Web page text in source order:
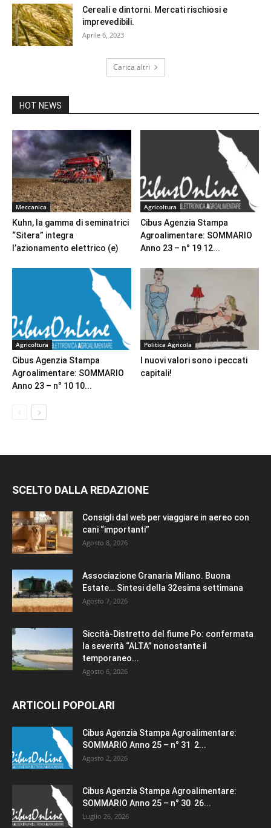
Cereali e dintorni. Mercati rischiosi e
imprevedibili.
Aprile 6, 2023
Carica altri
HOT NEWS
Meccanica
Kuhn, la gamma di seminatrici
“Sitera” integra
l’azionamento elettrico (e)
Agricoltura
Cibus Agenzia Stampa
Agroalimentare: SOMMARIO
Anno 23 – n° 19 12...
Agricoltura
Cibus Agenzia Stampa
Agroalimentare: SOMMARIO
Anno 23 – n° 10 10...
Politica Agricola
I nuovi valori sono i peccati
capitali!
SCELTO DALLA REDAZIONE
Consigli dal web per viaggiare in aereo con
cani “importanti”
Agosto 8, 2026
Associazione Granaria Milano. Buona
Estate… Sintesi della 32esima settimana
Agosto 7, 2026
Siccità-Distretto del fiume Po: confermata
la severità “ALTA” nonostante il
temporaneo...
Agosto 6, 2026
ARTICOLI POPOLARI
Cibus Agenzia Stampa Agroalimentare:
SOMMARIO Anno 25 – n° 31 2...
Agosto 2, 2026
Cibus Agenzia Stampa Agroalimentare:
SOMMARIO Anno 25 – n° 30 26...
Luglio 26, 2026